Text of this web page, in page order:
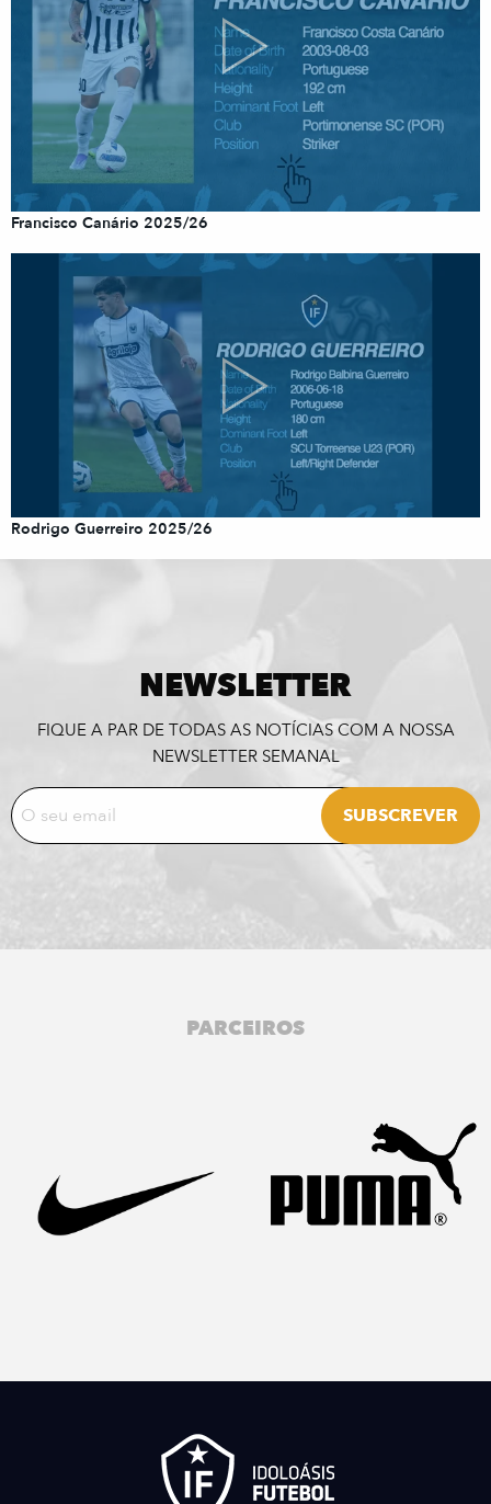
Francisco Canário 2025/26
Rodrigo Guerreiro 2025/26
NEWSLETTER
FIQUE A PAR DE TODAS AS NOTÍCIAS COM A NOSSA
NEWSLETTER SEMANAL
PARCEIROS